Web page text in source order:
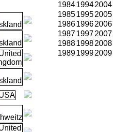
198419942004
198519952005
198619962006
198719972007
198819982008
198919992009